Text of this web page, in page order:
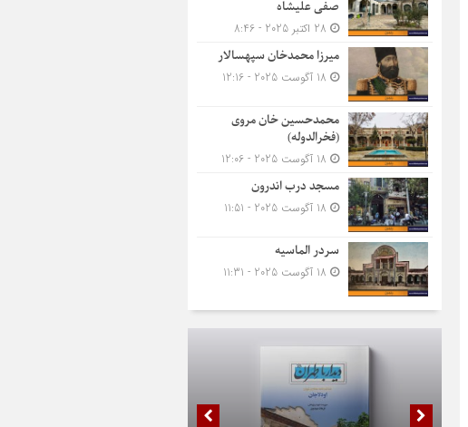
صفی علیشاه
میرزا محمدخان سپهسالار
محمدحسین خان مروی
(فخرالدوله)
مسجد درب اندرون
سردر الماسیه